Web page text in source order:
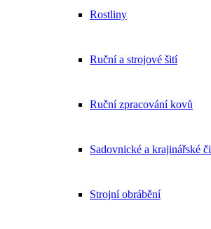
Rostliny
Ruční a strojové šití
Ruční zpracování kovů
Sadovnické a krajinářské
Strojní obrábění